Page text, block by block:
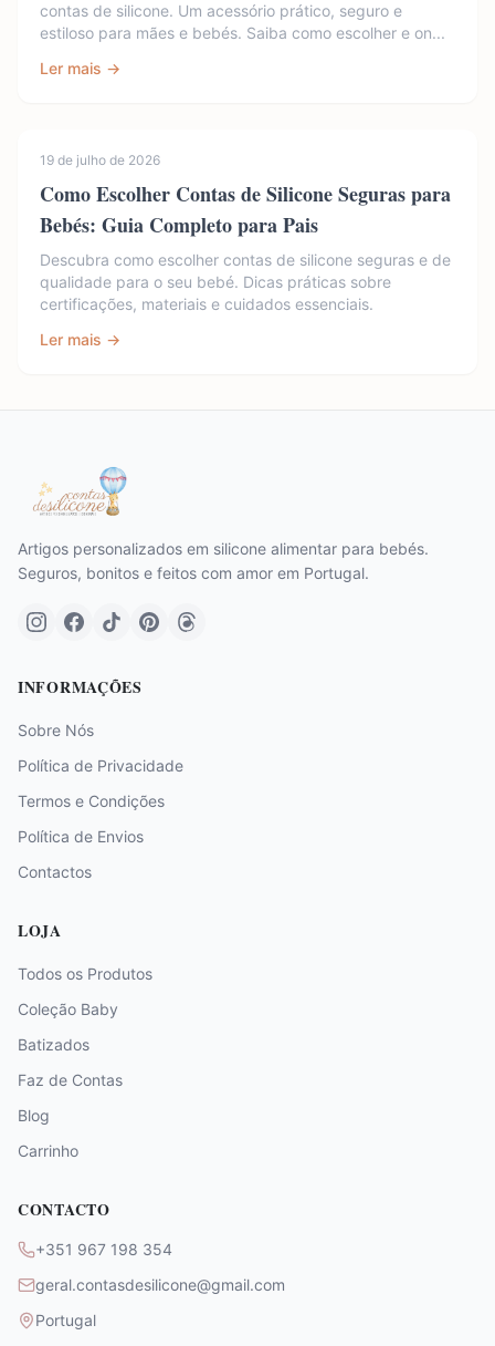
contas de silicone. Um acessório prático, seguro e
estiloso para mães e bebés. Saiba como escolher e on...
Ler mais →
19 de julho de 2026
Como Escolher Contas de Silicone Seguras para
Bebés: Guia Completo para Pais
Descubra como escolher contas de silicone seguras e de
qualidade para o seu bebé. Dicas práticas sobre
certificações, materiais e cuidados essenciais.
Ler mais →
Artigos personalizados em silicone alimentar para bebés.
Seguros, bonitos e feitos com amor em Portugal.
INFORMAÇÕES
Sobre Nós
Política de Privacidade
Termos e Condições
Política de Envios
Contactos
LOJA
Todos os Produtos
Coleção Baby
Batizados
Faz de Contas
Blog
Carrinho
CONTACTO
+351 967 198 354
geral.contasdesilicone@gmail.com
Portugal